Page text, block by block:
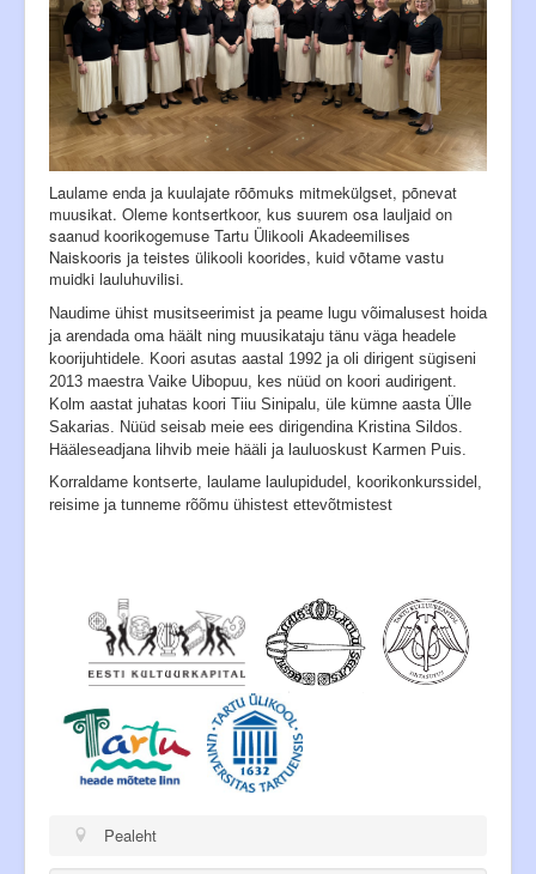
Laulame enda ja kuulajate rõõmuks mitmekülgset, põnevat
muusikat. Oleme kontsertkoor, kus suurem osa lauljaid on
saanud koorikogemuse Tartu Ülikooli Akadeemilises
Naiskooris ja teistes ülikooli koorides, kuid võtame vastu
muidki lauluhuvilisi.
Naudime ühist musitseerimist ja peame lugu võimalusest hoida
ja arendada oma häält ning muusikataju tänu väga headele
koorijuhtidele. Koori asutas aastal 1992 ja oli dirigent sügiseni
2013 maestra Vaike Uibopuu, kes nüüd on koori audirigent.
Kolm aastat juhatas koori Tiiu Sinipalu, üle kümne aasta Ülle
Sakarias. Nüüd seisab meie ees dirigendina Kristina Sildos.
Hääleseadjana lihvib meie hääli ja lauluoskust Karmen Puis.
Korraldame kontserte, laulame laulupidudel, koorikonkurssidel,
reisime ja tunneme rõõmu ühistest ettevõtmistest
Pealeht